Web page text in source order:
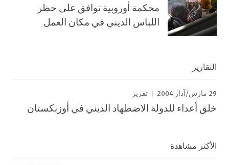
محكمة أوروبية توافق على حظر
اللباس الديني في مكان العمل
التقارير
29 مارس/آذار 2004 تقرير
خلق أعداء للدولة الاضطهاد الديني في أوزبكستان
الأكثر مشاهدة